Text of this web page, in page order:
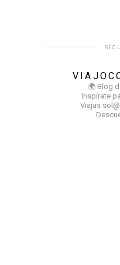
🌍 Blog
Inspírate
Viajas